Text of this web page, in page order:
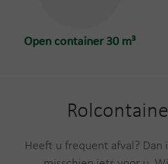
Open container 30 m³
Heeft u frequent afval?